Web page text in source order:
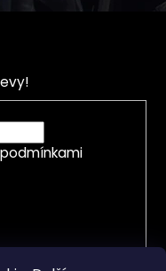
podmínkami